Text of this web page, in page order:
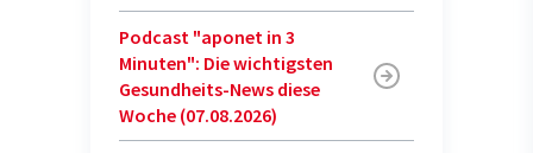
Podcast "aponet in 3
Minuten": Die wichtigsten
Gesundheits-News diese
Woche (07.08.2026)